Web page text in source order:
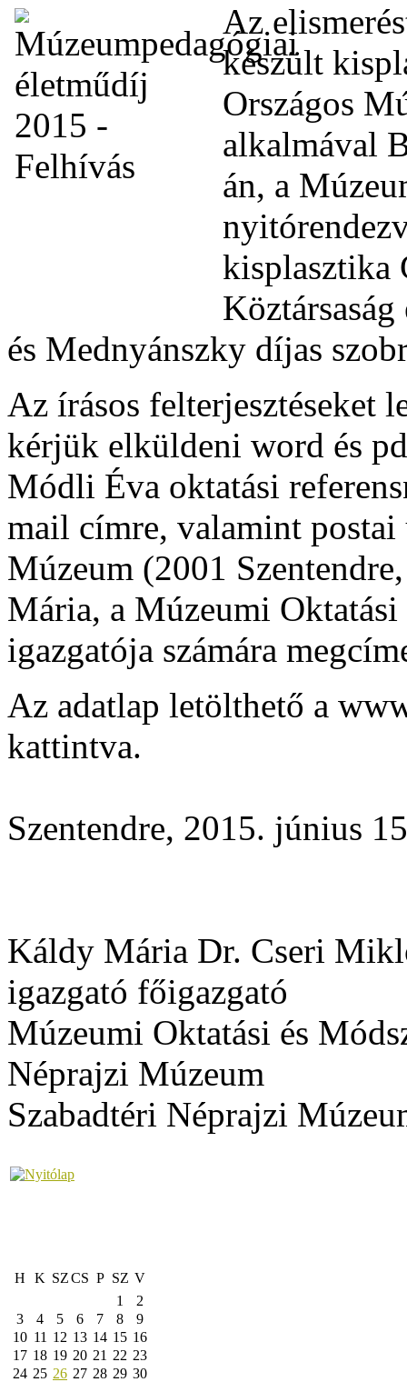
Az
készült
Országos
alkalmával
án, a
kisplasztika
és Mednyánszky díjas
Az írásos felterjesztéseket
kérjük elküldeni word és
Módli Éva oktatási
mail címre, valamint
Múzeum (2001
Mária, a Múzeumi
igazgatója számára
Az adatlap letölthető a
kattintva.
Szentendre, 2015. június
Káldy Mária Dr. Cseri
igazgató főigazgató
Múzeumi Oktatási és
Néprajzi Múzeum
Szabadtéri Néprajzi
H K SZCS P SZ V
1
2
3
4 5 6 7 8
9
10 11 12 13 14 15 16
17 18 19 20 21 22 23
24 25 26 27 28 29 30